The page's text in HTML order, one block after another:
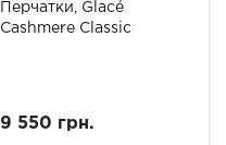
Перчатки, Glacé
Cashmere Classic
9 550 грн.